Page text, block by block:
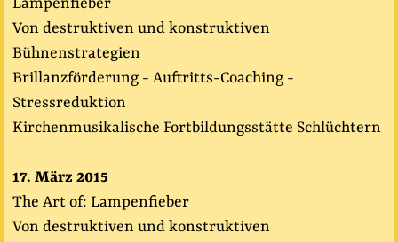
Lampenfieber
Von destruktiven und konstruktiven
Bühnenstrategien
Brillanzförderung - Auftritts-Coaching -
Stressreduktion
Kirchenmusikalische Fortbildungsstätte Schlüchtern
17. März 2015
The Art of: Lampenfieber
Von destruktiven und konstruktiven